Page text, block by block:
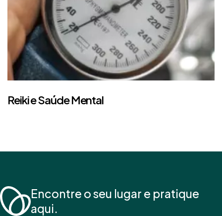
Reiki e Saúde Mental
Encontre o seu lugar e pratique
aqui.